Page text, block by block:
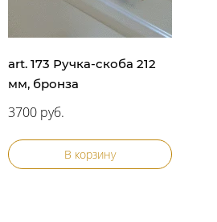
art. 173 Ручка-скоба 212
мм, бронза
3700 руб.
В корзину